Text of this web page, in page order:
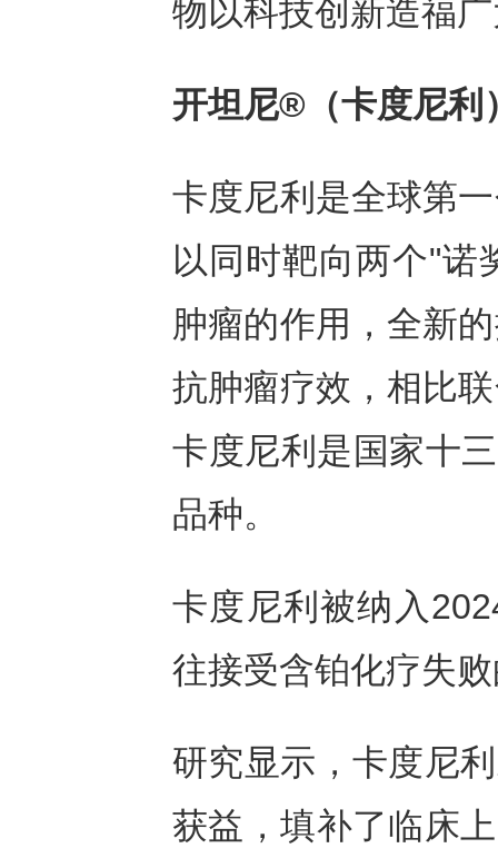
物以科技创新造福
开坦尼® （卡度尼
卡度尼利是全球第
以同时靶向两个"诺
肿瘤的作用，全新
抗肿瘤疗效，相比
卡度尼利是国家十
品种。
卡度尼利被纳入
往接受含铂化疗失
研究显示，卡度尼
获益，填补了临床